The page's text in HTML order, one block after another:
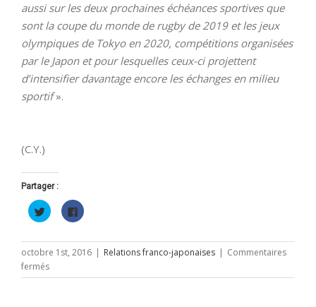
aussi sur les deux prochaines échéances sportives que
sont la coupe du monde de rugby de 2019 et les jeux
olympiques de Tokyo en 2020, compétitions organisées
par le Japon et pour lesquelles ceux-ci projettent
d’intensifier davantage encore les échanges en milieu
sportif».
(C.Y.)
Partager :
Cliquez
pour
partager
Twitter(ouvre
dans
une
nouvelle
fenêtre)
Cliquez
pour
Facebook(ouvre
dans
une
fenêtre)
octobre 1st, 2016 | Relations franco-japonaises | Commentaires
ferméssur
« Leurs